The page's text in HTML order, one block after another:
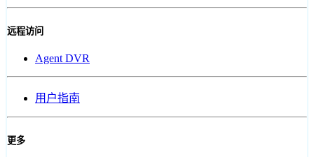
远程访问
Agent DVR
用户指南
更多